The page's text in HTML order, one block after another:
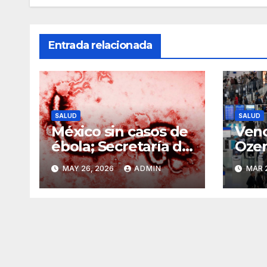
Entrada relacionada
SALUD
México sin casos de
ébola; Secretaría de
Salud refuerza
vigilancia ante
brote
MAY 26, 2026 ADMIN
SALUD
MAR